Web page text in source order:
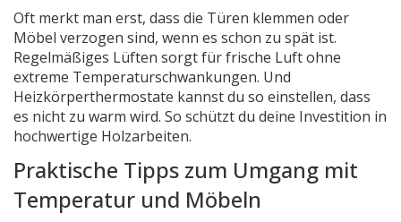
Oft merkt man erst, dass die Türen klemmen oder
Möbel verzogen sind, wenn es schon zu spät ist.
Regelmäßiges Lüften sorgt für frische Luft ohne
extreme Temperaturschwankungen. Und
Heizkörperthermostate kannst du so einstellen, dass
es nicht zu warm wird. So schützt du deine Investition in
hochwertige Holzarbeiten.
Praktische Tipps zum Umgang mit
Temperatur und Möbeln